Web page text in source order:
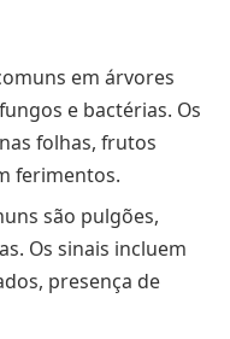
em árvores
e bactérias. Os
folhas, frutos
ferimentos.
são pulgões,
Os sinais incluem
presença de